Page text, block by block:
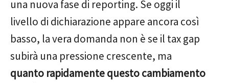
una nuova fase di reporting. Se oggi il
livello di dichiarazione appare ancora così
basso, la vera domanda non è se il tax gap
subirà una pressione crescente, ma
quanto rapidamente questo cambiamento